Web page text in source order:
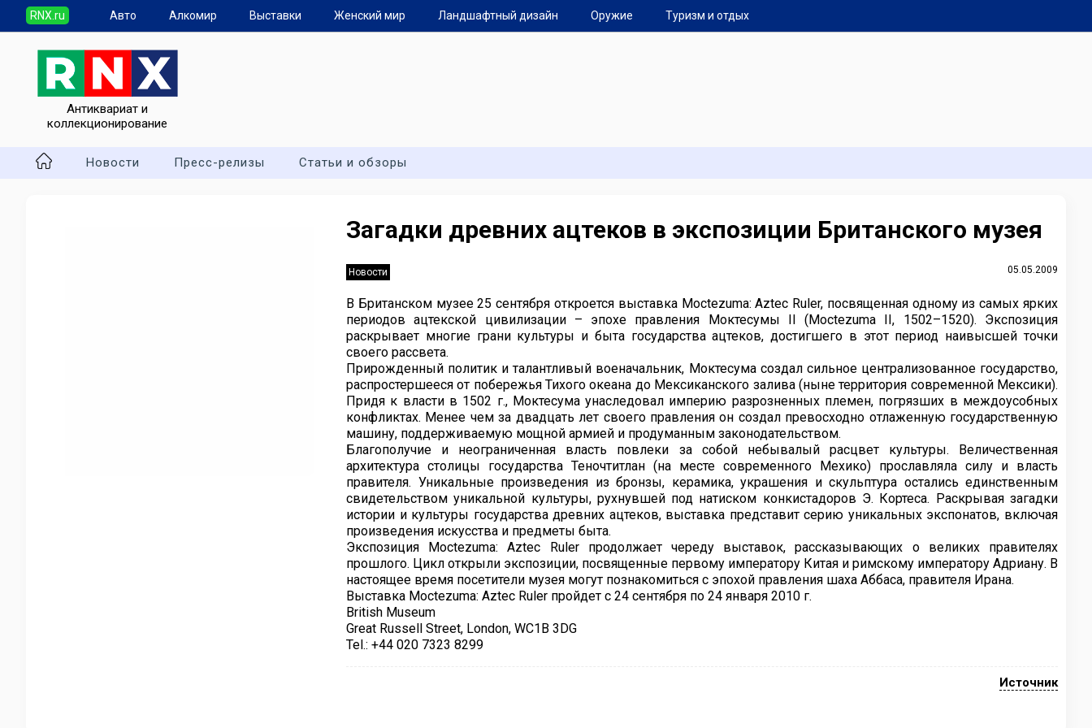
RNX.ru Авто Алкомир Выставки Женский мир Ландшафтный дизайн Оружие Туризм и отдых
Антиквариат и
коллекционирование
Новости Пресс-релизы Статьи и обзоры
Загадки древних ацтеков в экспозиции Британского музея
05.05.2009
Новости
В Британском музее 25 сентября откроется выставка Moctezuma: Aztec Ruler, посвященная одному из самых ярких
периодов ацтекской цивилизации – эпохе правления Моктесумы II (Moctezuma II, 1502–1520). Экспозиция
раскрывает многие грани культуры и быта государства ацтеков, достигшего в этот период наивысшей точки
своего рассвета.
Прирожденный политик и талантливый военачальник, Моктесума создал сильное централизованное государство,
распростершееся от побережья Тихого океана до Мексиканского залива (ныне территория современной Мексики).
Придя к власти в 1502 г., Моктесума унаследовал империю разрозненных племен, погрязших в междоусобных
конфликтах. Менее чем за двадцать лет своего правления он создал превосходно отлаженную государственную
машину, поддерживаемую мощной армией и продуманным законодательством.
Благополучие и неограниченная власть повлеки за собой небывалый расцвет культуры. Величественная
архитектура столицы государства Теночтитлан (на месте современного Мехико) прославляла силу и власть
правителя. Уникальные произведения из бронзы, керамика, украшения и скульптура остались единственным
свидетельством уникальной культуры, рухнувшей под натиском конкистадоров Э. Кортеса. Раскрывая загадки
истории и культуры государства древних ацтеков, выставка представит серию уникальных экспонатов, включая
произведения искусства и предметы быта.
Экспозиция Moctezuma: Aztec Ruler продолжает череду выставок, рассказывающих о великих правителях
прошлого. Цикл открыли экспозиции, посвященные первому императору Китая и римскому императору Адриану. В
настоящее время посетители музея могут познакомиться с эпохой правления шаха Аббаса, правителя Ирана.
Выставка Moctezuma: Aztec Ruler пройдет с 24 сентября по 24 января 2010 г.
British Museum
Great Russell Street, London, WC1B 3DG
Теl.: +44 020 7323 8299
Источник